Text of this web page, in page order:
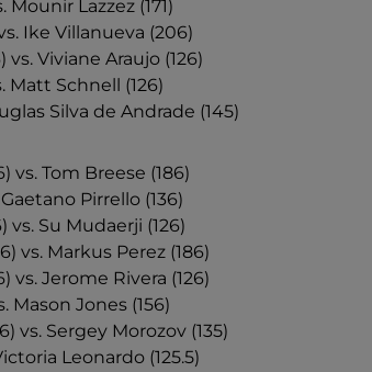
Mounir Lazzez (171)
Ike Villanueva (206)
Viviane Araujo (126)
Matt Schnell (126)
Silva de Andrade (145)
vs. Tom Breese (186)
Pirrello (136)
vs. Su Mudaerji (126)
vs. Markus Perez (186)
vs. Jerome Rivera (126)
Mason Jones (156)
vs. Sergey Morozov (135)
Leonardo (125.5)